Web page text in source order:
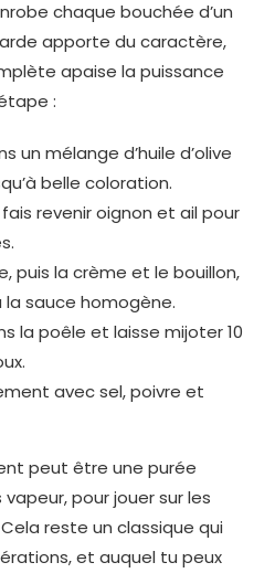
chaque bouchée d’un
apporte du caractère,
apaise la puissance
:
un mélange d’huile d’olive
belle coloration.
revenir oignon et ail pour
puis la crème et le bouillon,
la sauce homogène.
la poêle et laisse mijoter 10
avec sel, poivre et
peut être une purée
pour jouer sur les
reste un classique qui
et auquel tu peux